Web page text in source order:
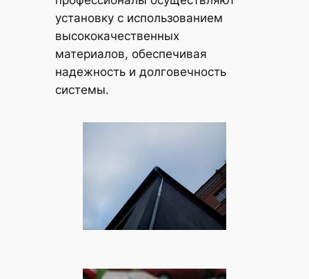
установку с использованием
высококачественных
материалов, обеспечивая
надежность и долговечность
системы.